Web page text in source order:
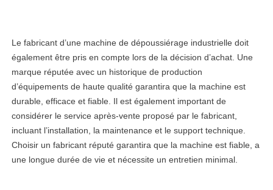
Le fabricant d’une machine de dépoussiérage industrielle doit
également être pris en compte lors de la décision d’achat. Une
marque réputée avec un historique de production
d’équipements de haute qualité garantira que la machine est
durable, efficace et fiable. Il est également important de
considérer le service après-vente proposé par le fabricant,
incluant l’installation, la maintenance et le support technique.
Choisir un fabricant réputé garantira que la machine est fiable, a
une longue durée de vie et nécessite un entretien minimal.